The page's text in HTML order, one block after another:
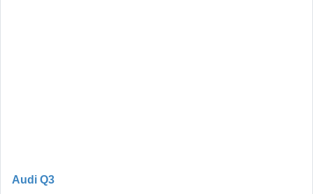
Audi Q3